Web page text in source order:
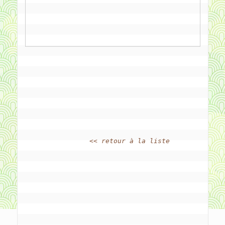
<< retour à la liste